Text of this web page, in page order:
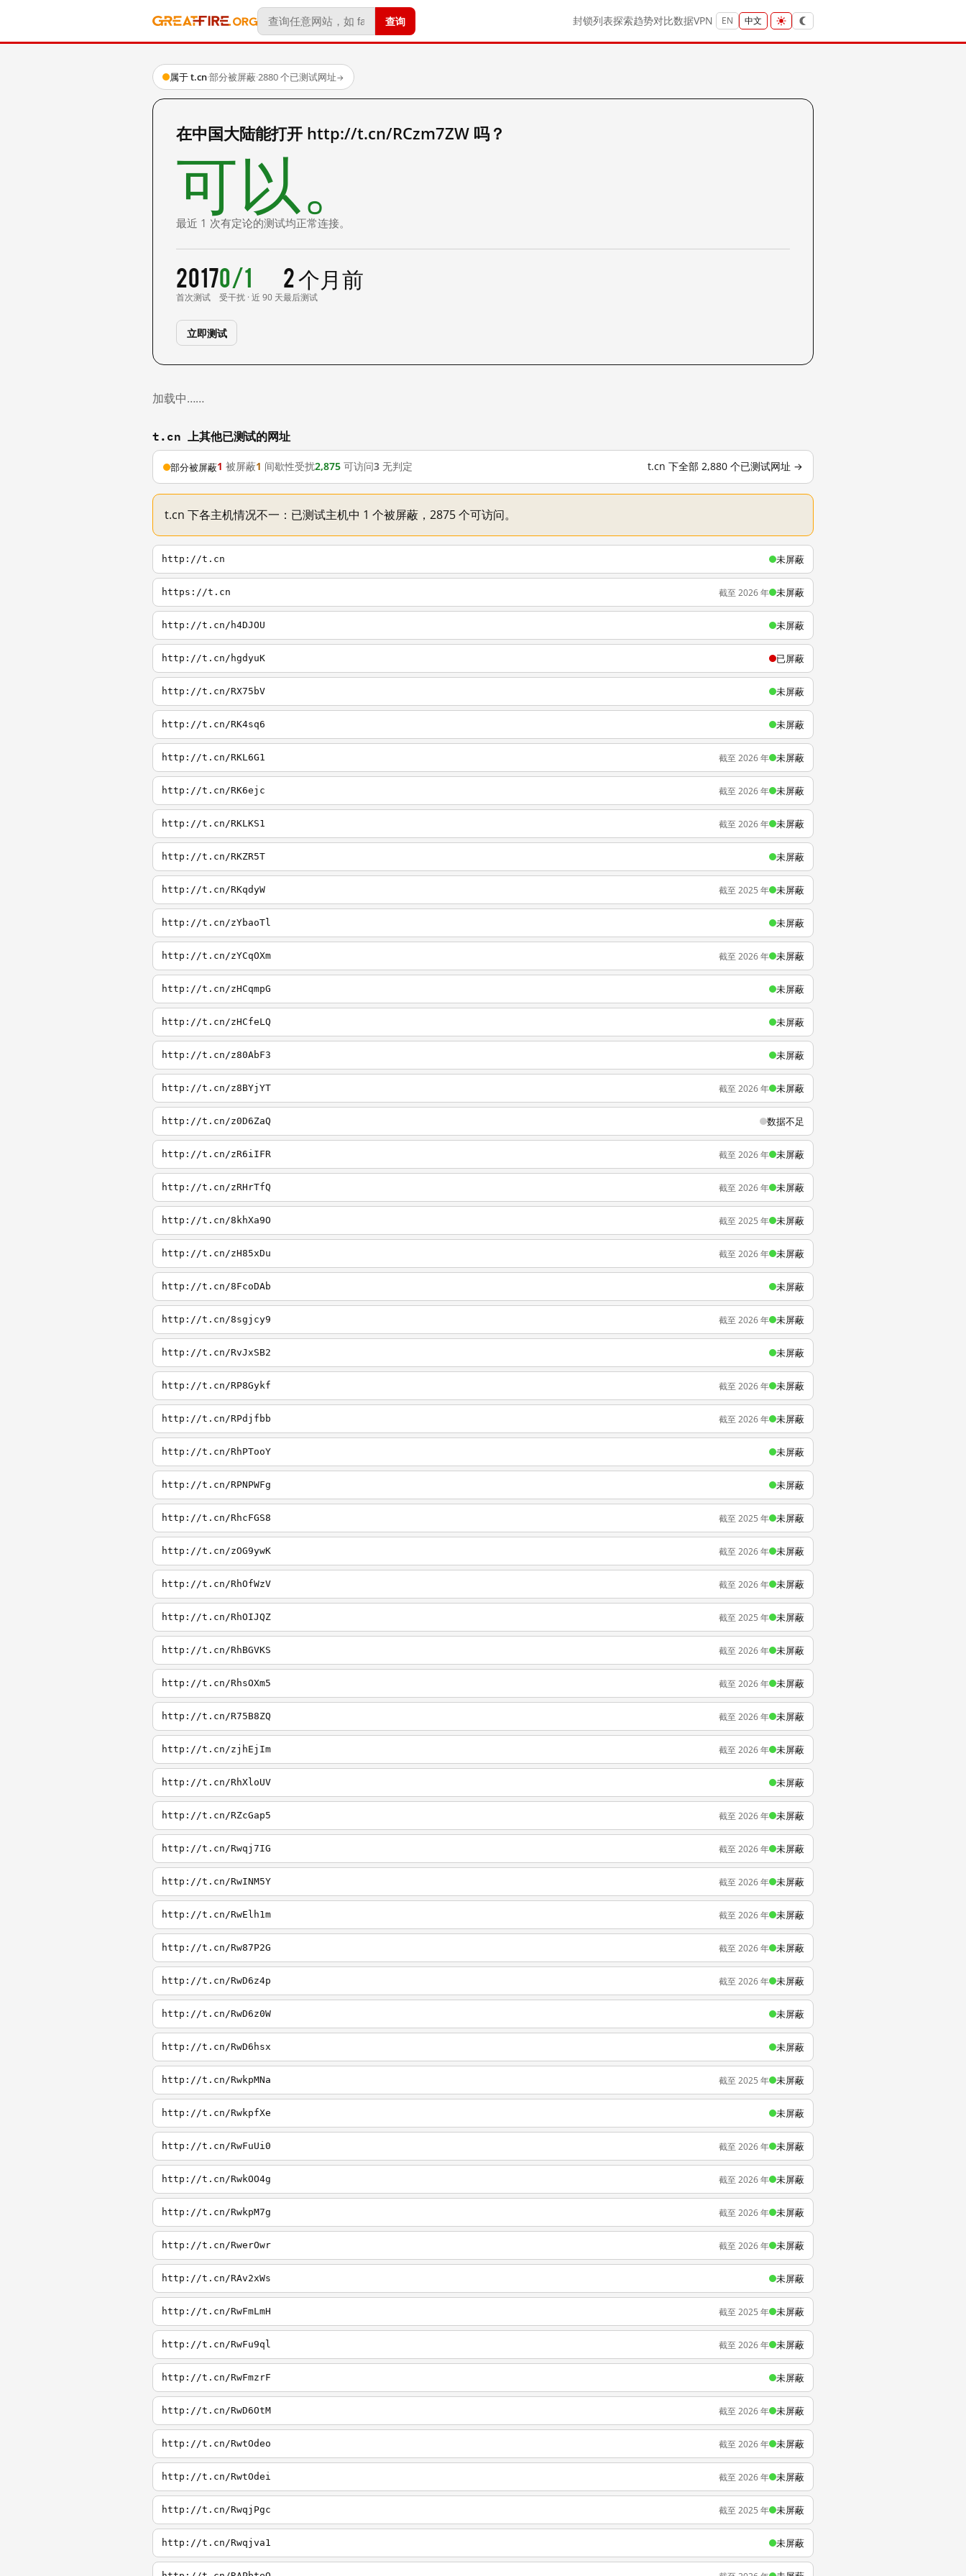
查询 封锁列表探索趋势对比数据VPN EN 中文
属于 t.cn·部分被屏蔽·2880 个已测试网址→
在中国大陆能打开 http://t.cn/RCzm7ZW 吗？
可以。
最近 1 次有定论的测试均正常连接。
2017
首次测试
0/1
受干扰 · 近 90 天
2 个月前
最后测试
立即测试
加载中……
t.cn 上其他已测试的网址
部分被屏蔽1 被屏蔽1 间歇性受扰2,875 可访问3 无判定 t.cn 下全部 2,880 个已测试网址 →
t.cn 下各主机情况不一：已测试主机中 1 个被屏蔽，2875 个可访问。
http://t.cn 未屏蔽
https://t.cn 截至 2026 年 未屏蔽
http://t.cn/h4DJOU 未屏蔽
http://t.cn/hgdyuK 已屏蔽
http://t.cn/RX75bV 未屏蔽
http://t.cn/RK4sq6 未屏蔽
http://t.cn/RKL6G1 截至 2026 年 未屏蔽
http://t.cn/RK6ejc 截至 2026 年 未屏蔽
http://t.cn/RKLKS1 截至 2026 年 未屏蔽
http://t.cn/RKZR5T 未屏蔽
http://t.cn/RKqdyW 截至 2025 年 未屏蔽
http://t.cn/zYbaoTl 未屏蔽
http://t.cn/zYCqOXm 截至 2026 年 未屏蔽
http://t.cn/zHCqmpG 未屏蔽
http://t.cn/zHCfeLQ 未屏蔽
http://t.cn/z80AbF3 未屏蔽
http://t.cn/z8BYjYT 截至 2026 年 未屏蔽
http://t.cn/z0D6ZaQ 数据不足
http://t.cn/zR6iIFR 截至 2026 年 未屏蔽
http://t.cn/zRHrTfQ 截至 2026 年 未屏蔽
http://t.cn/8khXa9O 截至 2025 年 未屏蔽
http://t.cn/zH85xDu 截至 2026 年 未屏蔽
http://t.cn/8FcoDAb 未屏蔽
http://t.cn/8sgjcy9 截至 2026 年 未屏蔽
http://t.cn/RvJxSB2 未屏蔽
http://t.cn/RP8Gykf 截至 2026 年 未屏蔽
http://t.cn/RPdjfbb 截至 2026 年 未屏蔽
http://t.cn/RhPTooY 未屏蔽
http://t.cn/RPNPWFg 未屏蔽
http://t.cn/RhcFGS8 截至 2025 年 未屏蔽
http://t.cn/zOG9ywK 截至 2026 年 未屏蔽
http://t.cn/RhOfWzV 截至 2026 年 未屏蔽
http://t.cn/RhOIJQZ 截至 2025 年 未屏蔽
http://t.cn/RhBGVKS 截至 2026 年 未屏蔽
http://t.cn/RhsOXm5 截至 2026 年 未屏蔽
http://t.cn/R75B8ZQ 截至 2026 年 未屏蔽
http://t.cn/zjhEjIm 截至 2026 年 未屏蔽
http://t.cn/RhXloUV 未屏蔽
http://t.cn/RZcGap5 截至 2026 年 未屏蔽
http://t.cn/Rwqj7IG 截至 2026 年 未屏蔽
http://t.cn/RwINM5Y 截至 2026 年 未屏蔽
http://t.cn/RwElh1m 截至 2026 年 未屏蔽
http://t.cn/Rw87P2G 截至 2026 年 未屏蔽
http://t.cn/RwD6z4p 截至 2026 年 未屏蔽
http://t.cn/RwD6z0W 未屏蔽
http://t.cn/RwD6hsx 未屏蔽
http://t.cn/RwkpMNa 截至 2025 年 未屏蔽
http://t.cn/RwkpfXe 未屏蔽
http://t.cn/RwFuUi0 截至 2026 年 未屏蔽
http://t.cn/RwkOO4g 截至 2026 年 未屏蔽
http://t.cn/RwkpM7g 截至 2026 年 未屏蔽
http://t.cn/RwerOwr 截至 2026 年 未屏蔽
http://t.cn/RAv2xWs 未屏蔽
http://t.cn/RwFmLmH 截至 2025 年 未屏蔽
http://t.cn/RwFu9ql 截至 2026 年 未屏蔽
http://t.cn/RwFmzrF 未屏蔽
http://t.cn/RwD6OtM 截至 2026 年 未屏蔽
http://t.cn/RwtOdeo 截至 2026 年 未屏蔽
http://t.cn/RwtOdei 截至 2026 年 未屏蔽
http://t.cn/RwqjPgc 截至 2025 年 未屏蔽
http://t.cn/Rwqjva1 未屏蔽